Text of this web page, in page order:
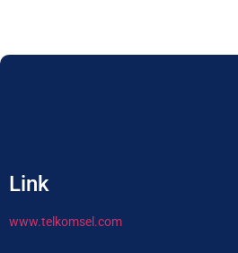
Link
www.telkomsel.com